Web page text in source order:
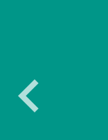
Դուք